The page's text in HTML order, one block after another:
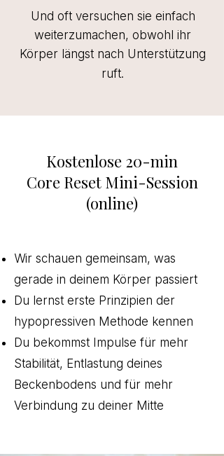
Und oft versuchen sie einfach
weiterzumachen, obwohl ihr
Körper längst nach Unterstützung
ruft.
Kostenlose 20-min
Core Reset Mini-Session
(online)
Wir schauen gemeinsam, was
gerade in deinem Körper passiert
Du lernst erste Prinzipien der
hypopressiven Methode kennen
Du bekommst Impulse für mehr
Stabilität, Entlastung deines
Beckenbodens und für mehr
Verbindung zu deiner Mitte